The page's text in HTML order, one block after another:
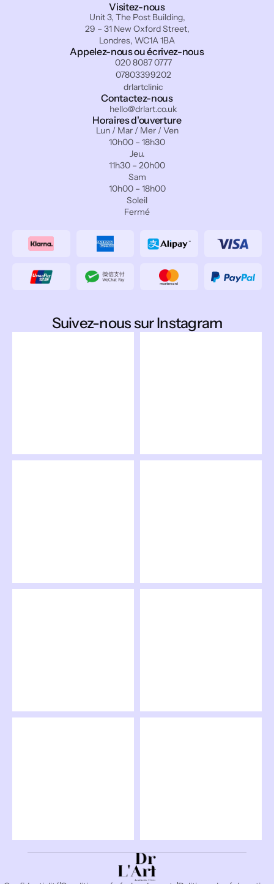
Visitez-nous
Unit 3, The Post Building,
29 – 31 New Oxford Street,
Londres, WC1A 1BA
Appelez-nous ou écrivez-nous
020 8087 0777
07803399202
drlartclinic
Contactez-nous
hello@drlart.co.uk
Horaires d'ouverture
Lun / Mar / Mer / Ven
10h00 – 18h30
Jeu.
11h30 – 20h00
Sam
10h00 – 18h00
Soleil
Fermé
Suivez-nous sur Instagram